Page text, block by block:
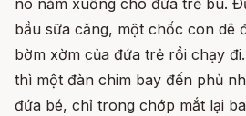
nó nằm xuống cho đứa trẻ bú.
bầu sữa căng, một chốc con dê
bờm xờm của đứa trẻ rồi chạy
thì một đàn chim bay đến phủ
đứa bé, chỉ trong chớp mắt lại